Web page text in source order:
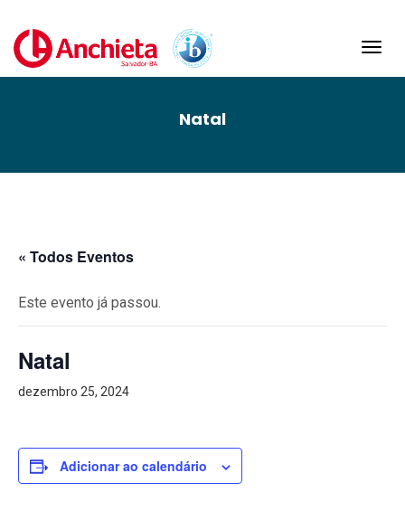
Natal
« Todos Eventos
Este evento já passou.
Natal
dezembro 25, 2024
Adicionar ao calendário